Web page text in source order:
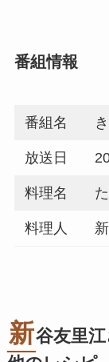
番組情報
番組名
放送日
料理名
料理人
新谷友里